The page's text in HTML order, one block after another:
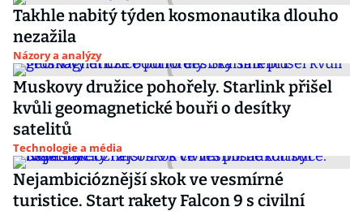
Takhle nabitý týden kosmonautika dlouho
nezažila
Názory a analýzy
Muskovy družice pohořely. Starlink přišel
kvůli geomagnetické bouři o desítky
satelitů
Technologie a média
Nejambicióznější skok ve vesmírné
turistice. Start rakety Falcon 9 s civilní